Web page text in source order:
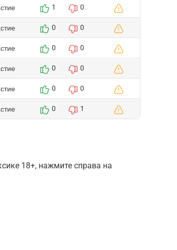
1 0
0 0
0 0
0 0
0 0
0 1
18+, нажмите справа на